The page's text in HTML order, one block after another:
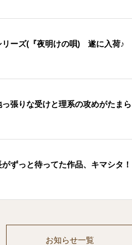
リーズ(『夜明けの唄) 遂に入荷♪
っ張りな受けと理系の攻めがたま
がずっと待ってた作品、キマシタ！
お知らせ一覧